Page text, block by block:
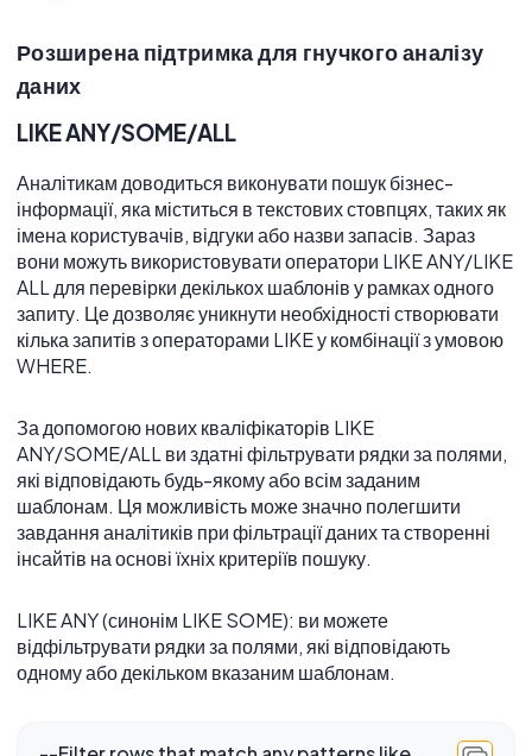
Розширена підтримка для гнучкого аналізу
даних
LIKE ANY/SOME/ALL
Аналітикам доводиться виконувати пошук бізнес-
інформації, яка міститься в текстових стовпцях, таких як
імена користувачів, відгуки або назви запасів. Зараз
вони можуть використовувати оператори LIKE ANY/LIKE
ALL для перевірки декількох шаблонів у рамках одного
запиту. Це дозволяє уникнути необхідності створювати
кілька запитів з операторами LIKE у комбінації з умовою
WHERE.
За допомогою нових кваліфікаторів LIKE
ANY/SOME/ALL ви здатні фільтрувати рядки за полями,
які відповідають будь-якому або всім заданим
шаблонам. Ця можливість може значно полегшити
завдання аналітиків при фільтрації даних та створенні
інсайтів на основі їхніх критеріїв пошуку.
LIKE ANY (синонім LIKE SOME): ви можете
відфільтрувати рядки за полями, які відповідають
одному або декільком вказаним шаблонам.